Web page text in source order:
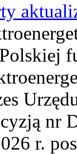
r.